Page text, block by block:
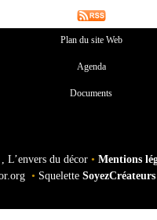
Plan du site Web
Agenda
Documents
L’envers du décor • Mentions
• Squelette SoyezCréateurs